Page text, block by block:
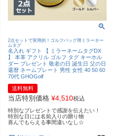
2点セットで実用的！ゴルフバッグ用ミラーネー
ムタグ
名入れ ギフト 【 ミラーネームタグDX
】 本革 アクリル ゴルフ タグ キーホル
ダー プレゼント 敬老の日 誕生日 父の日
還暦 ネームプレート 男性 女性 40 50 60
70代 GHOGolf
送料無料
当店特別価格 ¥4,510税込
特別なプレゼントで感謝を伝えたい！
特別な日には名前入りの贈り物
喜んでもらえる事間違いなし☆